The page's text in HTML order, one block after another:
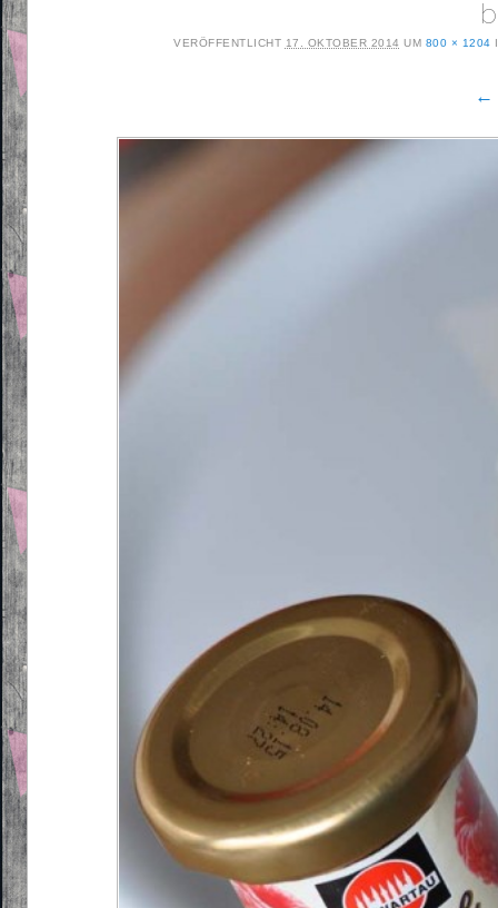
VERÖFFENTLICHT 17. OKTOBER 2014 UM 800 × 1204
←